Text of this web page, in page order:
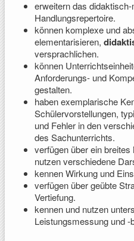
erweitern das
Handlungsrepertoire.
können komplexe und
elementarisieren,
versprachlichen.
können
Anforderungs- und
gestalten.
haben exemplarische
Schülervorstellungen,
und Fehler in den
des Sachunterrichts.
verfügen über ein
nutzen verschiedene
kennen Wirkung und
verfügen über geübte
Vertiefung.
kennen und nutzen
Leistungsmessung und -